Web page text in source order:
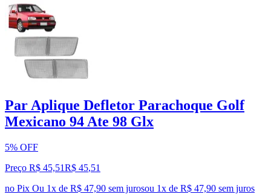
Par Aplique Defletor Parachoque Golf
Mexicano 94 Ate 98 Glx
5% OFF
Preço R$ 45,51R$ 45,51
no Pix Ou 1x de R$ 47,90 sem jurosou 1x de R$ 47,90 sem juros